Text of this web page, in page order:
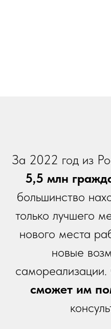
За 2022 год из
5,5 млн
большинство
только лучшего
нового места
новые
самореализации.
сможет им